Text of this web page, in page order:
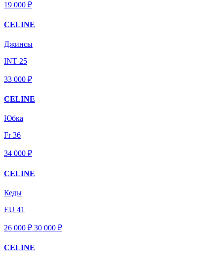
19 000 ₽
CELINE
Джинсы
INT 25
33 000 ₽
CELINE
Юбка
Fr 36
34 000 ₽
CELINE
Кеды
EU 41
26 000 ₽ 30 000 ₽
CELINE